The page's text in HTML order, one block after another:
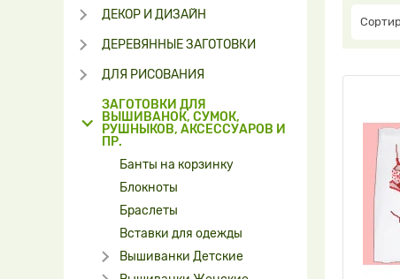
ДЕКОР И ДИЗАЙН
ДЕРЕВЯННЫЕ ЗАГОТОВКИ
ДЛЯ РИСОВАНИЯ
ЗАГОТОВКИ ДЛЯ
ВЫШИВАНОК, СУМОК,
РУШНЫКОВ, АКСЕССУАРОВ И
ПР.
Банты на корзинку
Блокноты
Браслеты
Вставки для одежды
Вышиванки Детские